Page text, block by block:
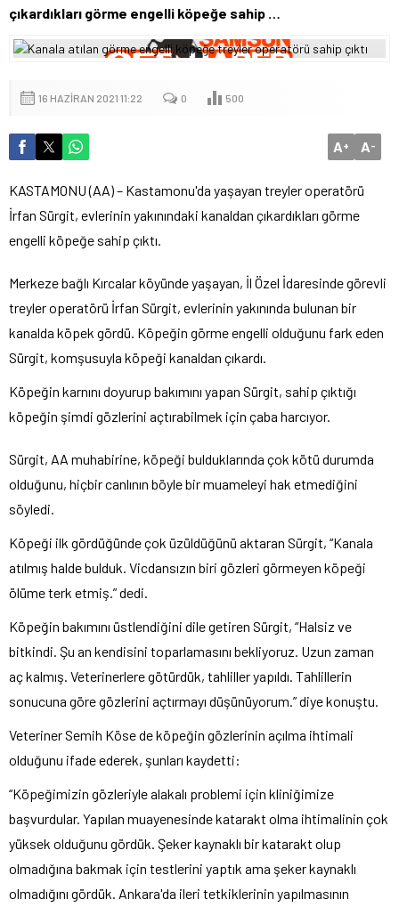
çıkardıkları görme engelli köpeğe sahip …
16 HAZIRAN 2021 11:22 0 500
A+ A-
KASTAMONU (AA) – Kastamonu'da yaşayan treyler operatörü
İrfan Sürgit, evlerinin yakınındaki kanaldan çıkardıkları görme
engelli köpeğe sahip çıktı.
Merkeze bağlı Kırcalar köyünde yaşayan, İl Özel İdaresinde görevli
treyler operatörü İrfan Sürgit, evlerinin yakınında bulunan bir
kanalda köpek gördü. Köpeğin görme engelli olduğunu fark eden
Sürgit, komşusuyla köpeği kanaldan çıkardı.
Köpeğin karnını doyurup bakımını yapan Sürgit, sahip çıktığı
köpeğin şimdi gözlerini açtırabilmek için çaba harcıyor.
Sürgit, AA muhabirine, köpeği bulduklarında çok kötü durumda
olduğunu, hiçbir canlının böyle bir muameleyi hak etmediğini
söyledi.
Köpeği ilk gördüğünde çok üzüldüğünü aktaran Sürgit, “Kanala
atılmış halde bulduk. Vicdansızın biri gözleri görmeyen köpeği
ölüme terk etmiş.” dedi.
Köpeğin bakımını üstlendiğini dile getiren Sürgit, “Halsiz ve
bitkindi. Şu an kendisini toparlamasını bekliyoruz. Uzun zaman
aç kalmış. Veterinerlere götürdük, tahliller yapıldı. Tahlillerin
sonucuna göre gözlerini açtırmayı düşünüyorum.” diye konuştu.
Veteriner Semih Köse de köpeğin gözlerinin açılma ihtimali
olduğunu ifade ederek, şunları kaydetti:
“Köpeğimizin gözleriyle alakalı problemi için kliniğimize
başvurdular. Yapılan muayenesinde katarakt olma ihtimalinin çok
yüksek olduğunu gördük. Şeker kaynaklı bir katarakt olup
olmadığına bakmak için testlerini yaptık ama şeker kaynaklı
olmadığını gördük. Ankara'da ileri tetkiklerinin yapılmasının